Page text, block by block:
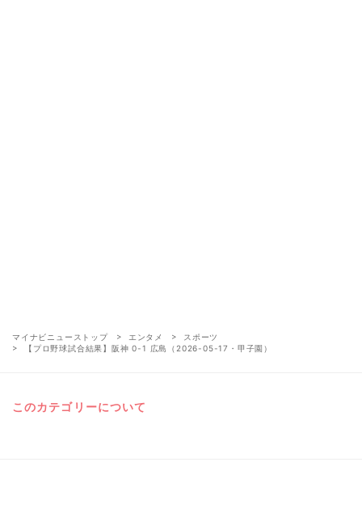
マイナビニューストップ エンタメ
スポーツ
【プロ野球試合結果】阪神 0-1 広島（2026-05-17・甲子園）
このカテゴリーについて